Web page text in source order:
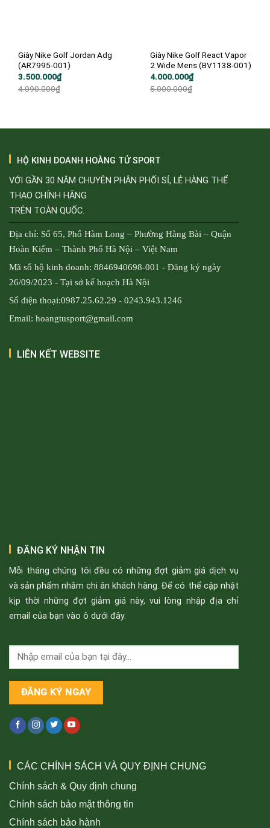
Giày Nike Golf Jordan Adg
(AR7995-001)
4.090.000₫
Giá
là:
3.500.000₫
Giá
tại
Giày Nike Golf React Vapor
2 Wide Mens (BV1138-001)
5.000.000₫
Giá
là:
4.000.000₫
Giá
tại
HỘ KINH DOANH HOÀNG TỬ SPORT
VỚI GẦN 30 NĂM CHUYÊN PHÂN PHỐI SỈ, LẺ HÀNG THỂ
THAO CHÍNH HÃNG
TRÊN TOÀN QUỐC.
Địa chỉ: Số 65, Phố Hàm Long – Phường Hàng Bài – Quận
Hoàn Kiếm – Thành Phố Hà Nội – Việt Nam
Mã số hộ kinh doanh: 8846940698-001 - Đăng ký ngày
26/09/2023 - Tại sở kế hoạch Hà Nội
Số điện thoại:0987.25.62.29 - 0243.943.1246
Email: hoangtusport@gmail.com
LIÊN KẾT WEBSITE
ĐĂNG KÝ NHẬN TIN
Mỗi tháng chúng tôi đều có những đợt giảm giá dịch vụ
và sản phẩm nhằm chi ân khách hàng. Để có thể cập nhật
kịp thời những đợt giảm giá này, vui lòng nhập địa chỉ
email của bạn vào ô dưới đây.
CÁC CHÍNH SÁCH VÀ QUY ĐỊNH CHUNG
Chính sách & Quy định chung
Chính sách bảo mật thông tin
Chính sách bảo hành